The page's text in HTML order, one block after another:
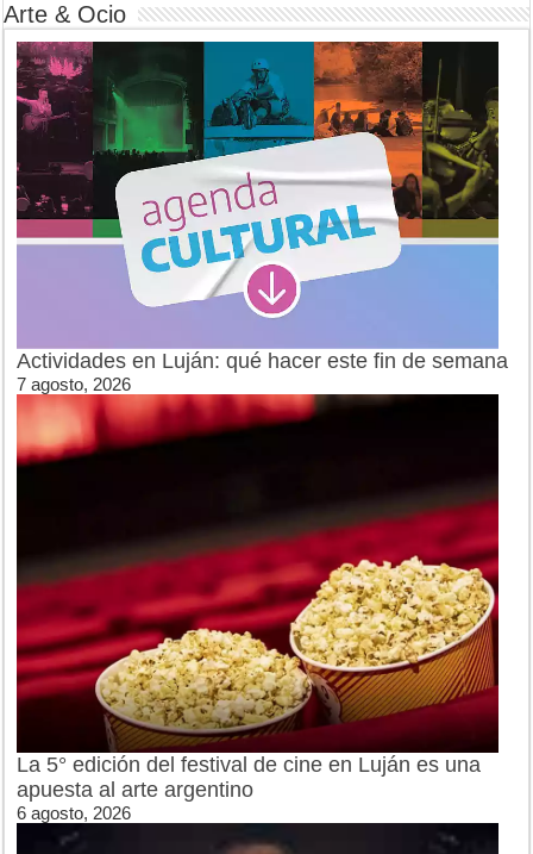
Arte & Ocio
Actividades en Luján: qué hacer este fin de semana
7 agosto, 2026
La 5° edición del festival de cine en Luján es una
apuesta al arte argentino
6 agosto, 2026